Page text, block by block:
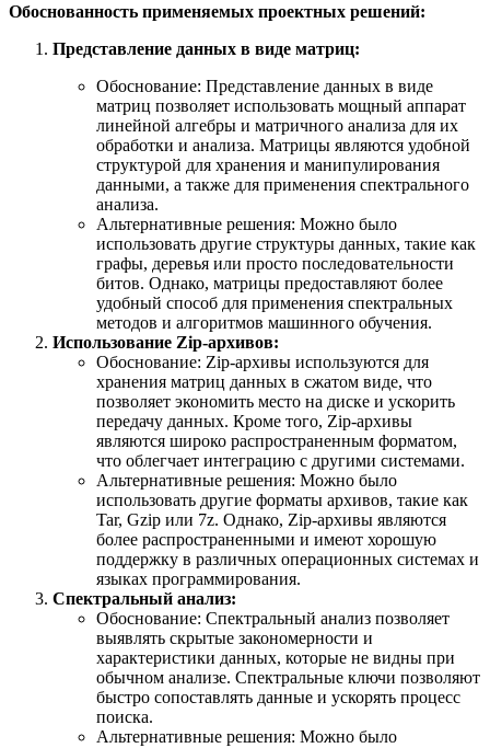
Обоснованность применяемых проектных решений:
Представление данных в виде матриц:
Обоснование: Представление данных в виде
матриц позволяет использовать мощный аппарат
линейной алгебры и матричного анализа для их
обработки и анализа. Матрицы являются удобной
структурой для хранения и манипулирования
данными, а также для применения спектрального
анализа.
Альтернативные решения: Можно было
использовать другие структуры данных, такие как
графы, деревья или просто последовательности
битов. Однако, матрицы предоставляют более
удобный способ для применения спектральных
методов и алгоритмов машинного обучения.
Использование Zip-архивов:
Обоснование: Zip-архивы используются для
хранения матриц данных в сжатом виде, что
позволяет экономить место на диске и ускорить
передачу данных. Кроме того, Zip-архивы
являются широко распространенным форматом,
что облегчает интеграцию с другими системами.
Альтернативные решения: Можно было
использовать другие форматы архивов, такие как
Tar, Gzip или 7z. Однако, Zip-архивы являются
более распространенными и имеют хорошую
поддержку в различных операционных системах и
языках программирования.
Спектральный анализ:
Обоснование: Спектральный анализ позволяет
выявлять скрытые закономерности и
характеристики данных, которые не видны при
обычном анализе. Спектральные ключи позволяют
быстро сопоставлять данные и ускорять процесс
поиска.
Альтернативные решения: Можно было